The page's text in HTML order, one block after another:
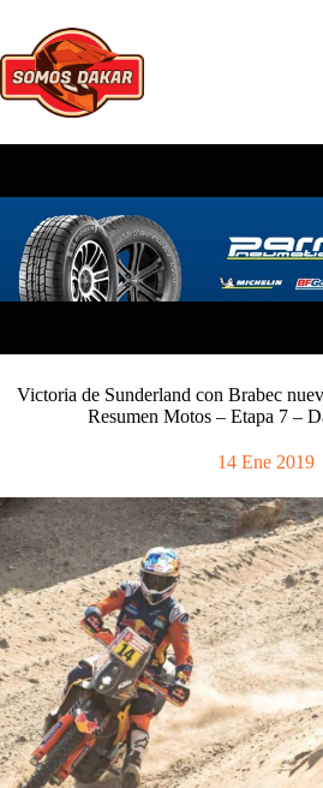
contenido
Victoria de Sunderland con Brabec
Resumen Motos – Etapa 7 –
14 Ene 2019